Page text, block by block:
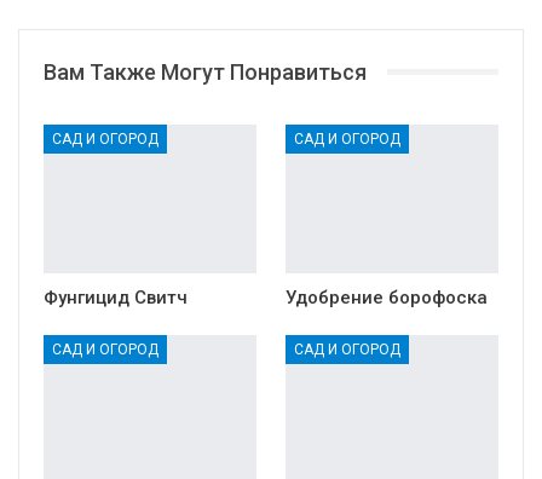
Вам Также Могут Понравиться
САД И ОГОРОД
Фунгицид Свитч
САД И ОГОРОД
Удобрение борофоска
САД И ОГОРОД САД И ОГОРОД